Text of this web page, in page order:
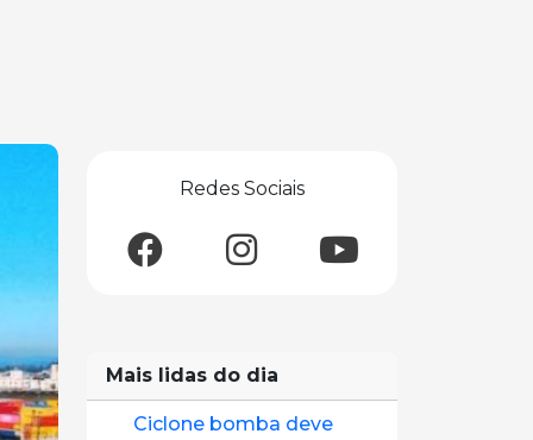
Redes Sociais
Mais lidas do dia
Ciclone bomba deve